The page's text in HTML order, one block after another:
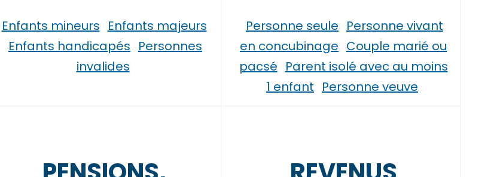
Enfants mineurs Enfants majeurs
Enfants handicapés Personnes
invalides
Personne seule Personne vivant
en concubinage Couple marié ou
pacsé Parent isolé avec au moins
1 enfant Personne veuve